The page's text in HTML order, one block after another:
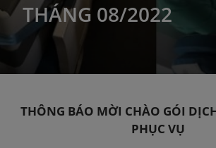
THÁNG 08/2022
THÔNG BÁO MỜI CHÀO GÓI
PHỤC VỤ